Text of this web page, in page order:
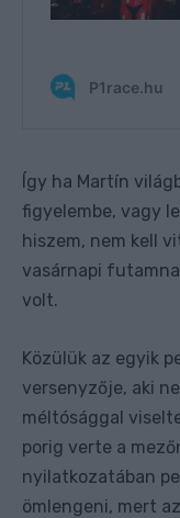
Így ha Martín
figyelembe, vagy
hiszem, nem kell
vasárnapi
volt.
Közülük az egyik
versenyzője, aki
méltósággal
porig verte a
nyilatkozatában
ömlengeni, mert